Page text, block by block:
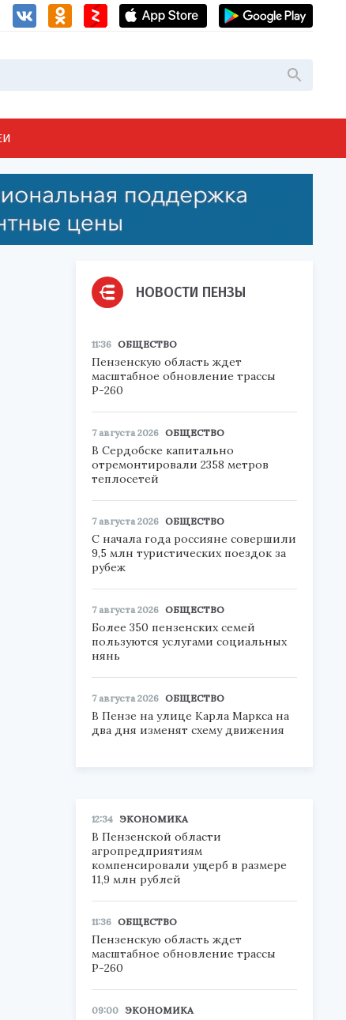
НОВОСТИ ПЕНЗЫ
11:36 ОБЩЕСТВО
Пензенскую область ждет
масштабное обновление трассы
Р-260
7 августа 2026 ОБЩЕСТВО
В Сердобске капитально
отремонтировали 2358 метров
теплосетей
7 августа 2026 ОБЩЕСТВО
С начала года россияне совершили
9,5 млн туристических поездок за
рубеж
7 августа 2026 ОБЩЕСТВО
Более 350 пензенских семей
пользуются услугами социальных
нянь
7 августа 2026 ОБЩЕСТВО
В Пензе на улице Карла Маркса на
два дня изменят схему движения
12:34 ЭКОНОМИКА
В Пензенской области
агропредприятиям
компенсировали ущерб в размере
11,9 млн рублей
11:36 ОБЩЕСТВО
Пензенскую область ждет
масштабное обновление трассы
Р-260
09:00 ЭКОНОМИКА